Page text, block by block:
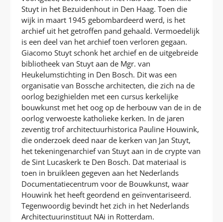
Stuyt in het Bezuidenhout in Den Haag. Toen die
wijk in maart 1945 gebombardeerd werd, is het
archief uit het getroffen pand gehaald. Vermoedelijk
is een deel van het archief toen verloren gegaan.
Giacomo Stuyt schonk het archief en de uitgebreide
bibliotheek van Stuyt aan de Mgr. van
Heukelumstichting in Den Bosch. Dit was een
organisatie van Bossche architecten, die zich na de
oorlog bezighielden met een cursus kerkelijke
bouwkunst met het oog op de herbouw van de in de
oorlog verwoeste katholieke kerken. In de jaren
zeventig trof architectuurhistorica Pauline Houwink,
die onderzoek deed naar de kerken van Jan Stuyt,
het tekeningenarchief van Stuyt aan in de crypte van
de Sint Lucaskerk te Den Bosch. Dat materiaal is
toen in bruikleen gegeven aan het Nederlands
Documentatiecentrum voor de Bouwkunst, waar
Houwink het heeft geordend en geïnventariseerd.
Tegenwoordig bevindt het zich in het Nederlands
Architectuurinstituut NAi in Rotterdam.